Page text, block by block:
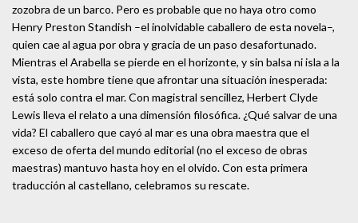
zozobra de un barco. Pero es probable que no haya otro como
Henry Preston Standish –el inolvidable caballero de esta novela–,
quien cae al agua por obra y gracia de un paso desafortunado.
Mientras el Arabella se pierde en el horizonte, y sin balsa ni isla a la
vista, este hombre tiene que afrontar una situación inesperada:
está solo contra el mar. Con magistral sencillez, Herbert Clyde
Lewis lleva el relato a una dimensión filosófica. ¿Qué salvar de una
vida? El caballero que cayó al mar es una obra maestra que el
exceso de oferta del mundo editorial (no el exceso de obras
maestras) mantuvo hasta hoy en el olvido. Con esta primera
traducción al castellano, celebramos su rescate.